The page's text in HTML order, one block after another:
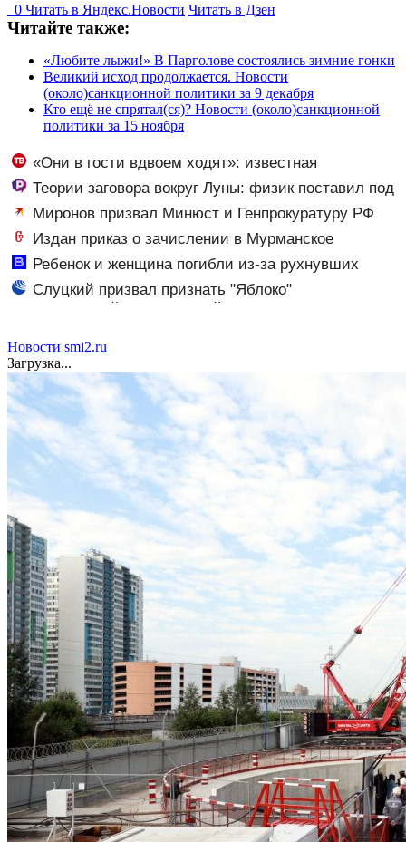
0 Читать в Яндекс.Новости Читать в Дзен
Читайте также:
«Любите лыжи!» В Парголове состоялись зимние гонки
Великий исход продолжается. Новости
(около)санкционной политики за 9 декабря
Кто ещё не спрятал(ся)? Новости (около)санкционной
политики за 15 ноября
«Они в гости вдвоем ходят»: известная
журналистка подтвердила роман Бондарчука и
Исаковой
Теории заговора вокруг Луны: физик поставил под
сомнение снимки NASA
Миронов призвал Минюст и Генпрокуратуру РФ
изучить деятельность партии Яблоко
Издан приказ о зачислении в Мурманское
нахимовское училище
Ребенок и женщина погибли из-за рухнувших
деревьев во время урагана в Смоленске - Новости на
Вести.ru
Слуцкий призвал признать "Яблоко"
нежелательной организацией
Новости smi2.ru
Загрузка...